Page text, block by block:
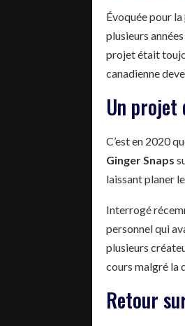
Évoquée pour
plusieurs
projet était
canadienne
Un projet
C’est en 2020
Ginger Snaps
laissant planer
Interrogé
personnel qui
plusieurs
cours malgré la
Retour